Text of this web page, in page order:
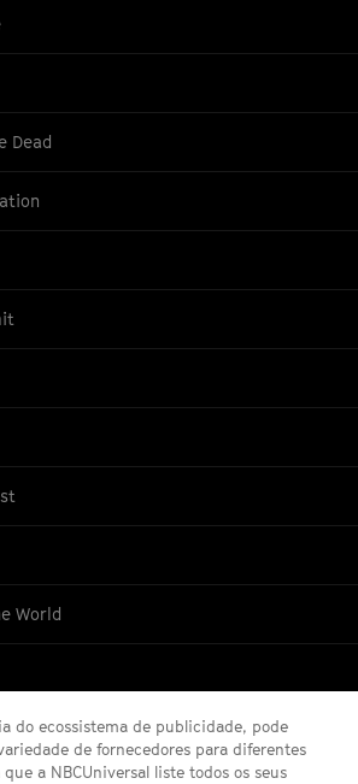
Dead
World
do ecossistema de publicidade, pode
de fornecedores para diferentes
a NBCUniversal liste todos os seus